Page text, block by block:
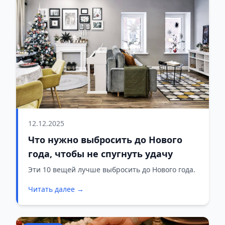
12.12.2025
Что нужно выбросить до Нового
года, чтобы не спугнуть удачу
Эти 10 вещей лучше выбросить до Нового года.
Читать далее →